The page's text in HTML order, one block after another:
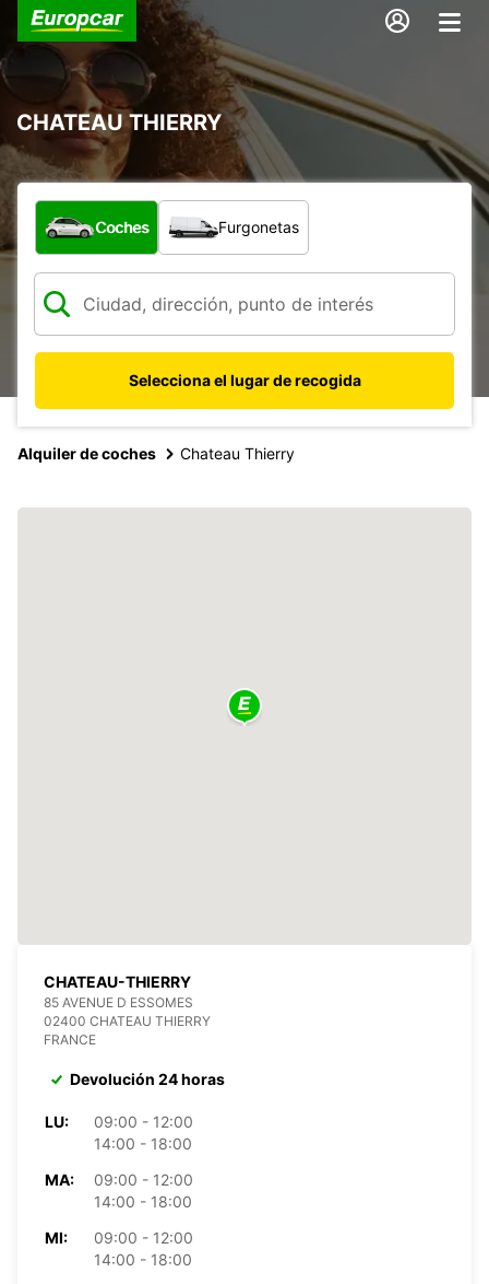
CHATEAU THIERRY
¿Qué tipo de vehículo?
Coches Furgonetas
Selecciona el lugar de recogida
Alquiler de coches Chateau Thierry
CHATEAU-THIERRY
85 AVENUE D ESSOMES
02400 CHATEAU THIERRY
FRANCE
Devolución 24 horas
LU:
09:00 - 12:00
14:00 - 18:00
MA:
09:00 - 12:00
14:00 - 18:00
MI:
09:00 - 12:00
14:00 - 18:00